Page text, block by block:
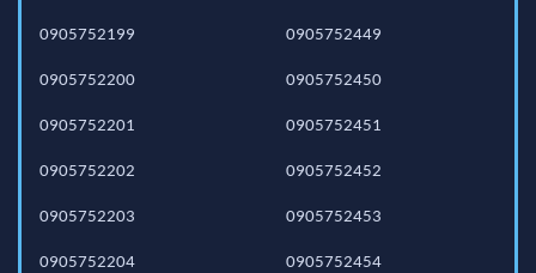
0905752199
0905752200
0905752201
0905752202
0905752203
0905752204
0905752449
0905752450
0905752451
0905752452
0905752453
0905752454